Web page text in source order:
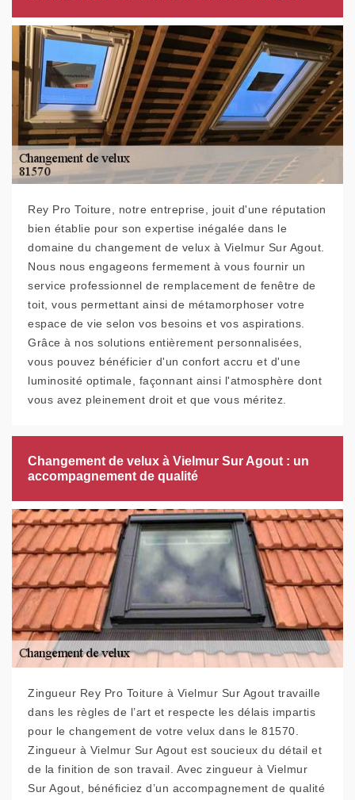
Rey Pro Toiture, notre entreprise, jouit d'une réputation
bien établie pour son expertise inégalée dans le
domaine du changement de velux à Vielmur Sur Agout.
Nous nous engageons fermement à vous fournir un
service professionnel de remplacement de fenêtre de
toit, vous permettant ainsi de métamorphoser votre
espace de vie selon vos besoins et vos aspirations.
Grâce à nos solutions entièrement personnalisées,
vous pouvez bénéficier d'un confort accru et d'une
luminosité optimale, façonnant ainsi l'atmosphère dont
vous avez pleinement droit et que vous méritez.
Changement de velux à Vielmur Sur Agout : un
accompagnement de qualité
Zingueur Rey Pro Toiture à Vielmur Sur Agout travaille
dans les règles de l’art et respecte les délais impartis
pour le changement de votre velux dans le 81570.
Zingueur à Vielmur Sur Agout est soucieux du détail et
de la finition de son travail. Avec zingueur à Vielmur
Sur Agout, bénéficiez d’un accompagnement de qualité